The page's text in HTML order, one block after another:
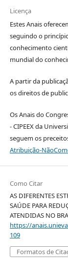
Licença
Estes Anais
seguindo o
conhecimento
mundial do
A partir da
os direitos de
Os Anais do
- CIPEEX da
seguem os
Atribuição-
Como Citar
AS DIFERENTES
SAÚDE PARA
ATENDIDAS NO
https://
109
Formatos de